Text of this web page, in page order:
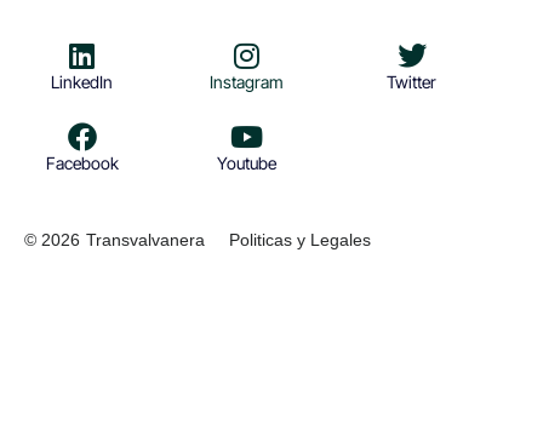
LinkedIn Instagram Twitter
Facebook Youtube
© 2026 Transvalvanera Politicas y Legales